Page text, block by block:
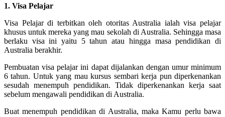
1. Visa Pelajar
Visa Pelajar di terbitkan oleh otoritas Australia ialah visa pelajar
khusus untuk mereka yang mau sekolah di Australia. Sehingga masa
berlaku visa ini yaitu 5 tahun atau hingga masa pendidikan di
Australia berakhir.
Pembuatan visa pelajar ini dapat dijalankan dengan umur minimum
6 tahun. Untuk yang mau kursus sembari kerja pun diperkenankan
sesudah menempuh pendidikan. Tidak diperkenankan kerja saat
sebelum mengawali pendidikan di Australia.
Buat menempuh pendidikan di Australia, maka Kamu perlu bawa